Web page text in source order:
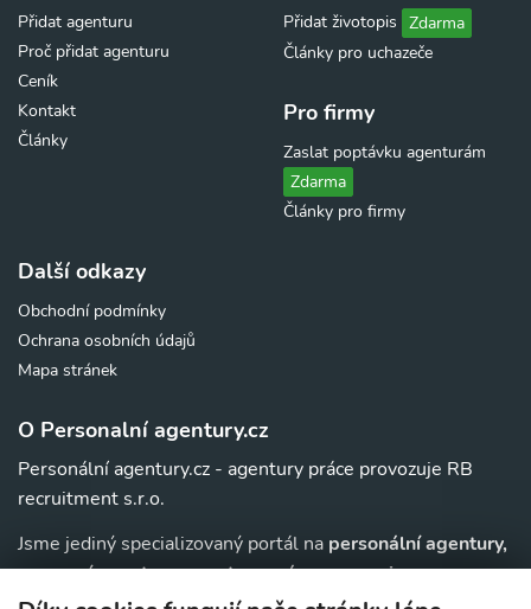
Přidat agenturu
Proč přidat agenturu
Ceník
Kontakt
Články
Přidat životopis Zdarma
Články pro uchazeče
Pro firmy
Zaslat poptávku agenturám
Zdarma
Články pro firmy
Další odkazy
Obchodní podmínky
Ochrana osobních údajů
Mapa stránek
O Personalní agentury.cz
Personální agentury.cz - agentury práce provozuje RB
recruitment s.r.o.
Jsme jediný specializovaný portál na personální agentury,
pracovní agentury, agentury práce a au-pairagentury v
ČR. Navíc u nás najdete jednoduchý přehled agentur,